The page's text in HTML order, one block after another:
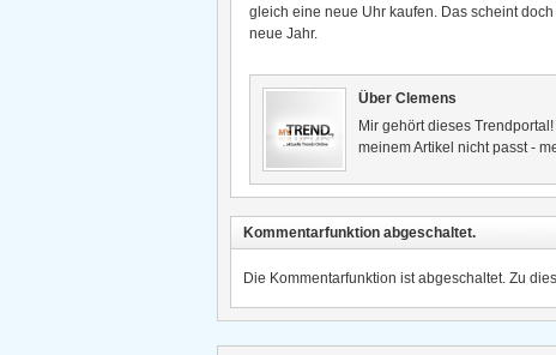
gleich eine neue Uhr kaufen. Das scheint
neue Jahr.
Über Clemens
Mir gehört dieses
meinem Artikel nicht passt -
Kommentarfunktion abgeschaltet.
Die Kommentarfunktion ist abgeschaltet. Zu